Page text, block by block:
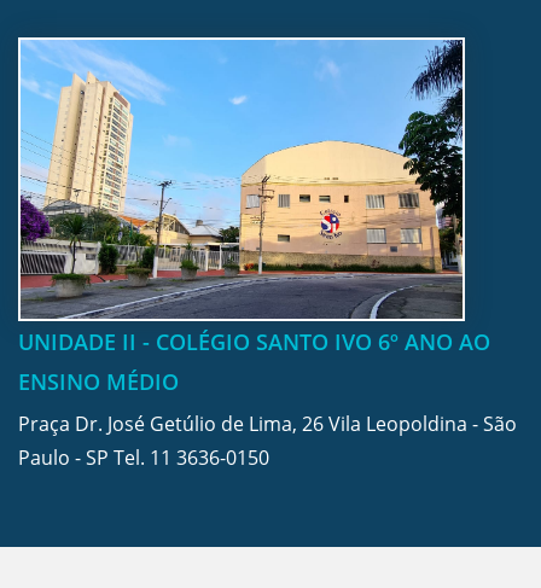
UNIDADE II - COLÉGIO SANTO IVO 6º ANO AO
ENSINO MÉDIO
Praça Dr. José Getúlio de Lima, 26 Vila Leopoldina - São
Paulo - SP Tel. 11 3636-0150